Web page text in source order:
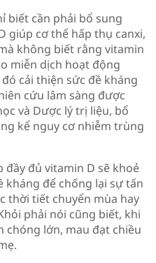
biết cần phải bổ sung
giúp cơ thể hấp thụ canxi,
không biết rằng vitamin
miễn dịch hoạt động
cải thiện sức đề kháng
cứu lâm sàng được
và Dược lý trị liệu, bổ
kể nguy cơ nhiễm trùng
đầy đủ vitamin D sẽ khoẻ
kháng để chống lại sự tấn
thời tiết chuyển mùa hay
phải nói cũng biết, khi
chóng lớn, mau đạt chiều